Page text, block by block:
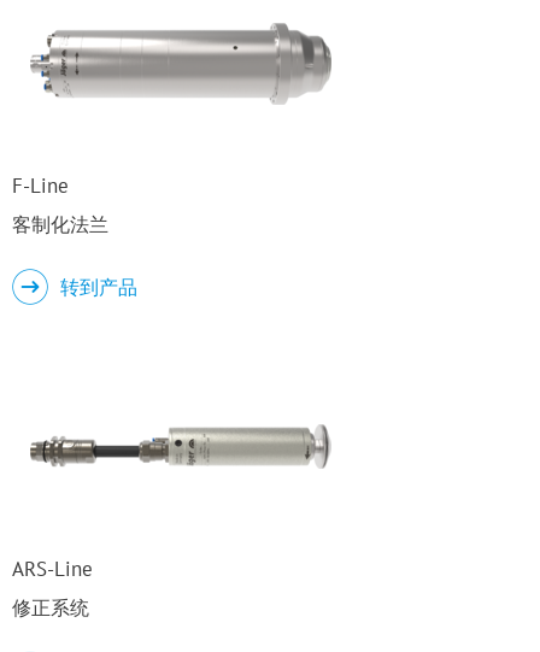
F-Line
客制化法兰
转到产品
ARS-Line
修正系统